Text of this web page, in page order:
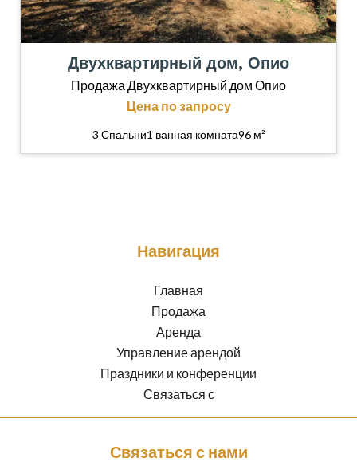
Двухквартирный дом, Опио
Продажа Двухквартирный дом Опио
Цена по запросу
3 Спальни1 ванная комната96 м²
Навигация
Главная
Продажа
Аренда
Управление арендой
Праздники и конференции
Связаться с
Связаться с нами